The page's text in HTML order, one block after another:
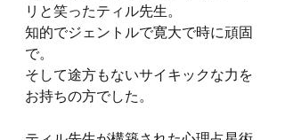
リと笑ったティル先生。
知的でジェントルで寛大で時に頑固
で。
そして途方もないサイキックな力を
お持ちの方でした。